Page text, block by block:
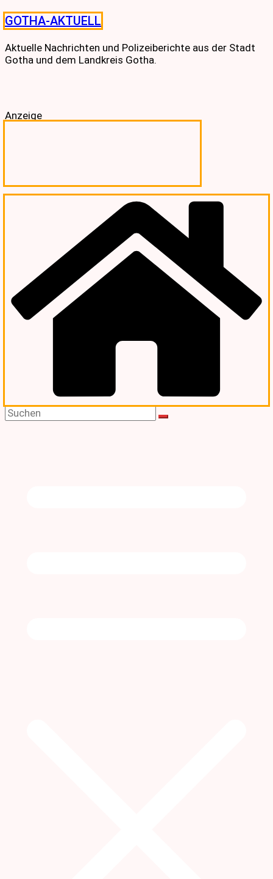
Skip
to
content
GOTHA-AKTUELL
Aktuelle Nachrichten und Polizeiberichte aus der Stadt
Gotha und dem Landkreis Gotha.
Anzeige